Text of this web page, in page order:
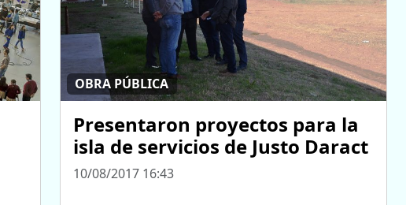
OBRA PÚBLICA
Presentaron proyectos para la
isla de servicios de Justo Daract
10/08/2017 16:43